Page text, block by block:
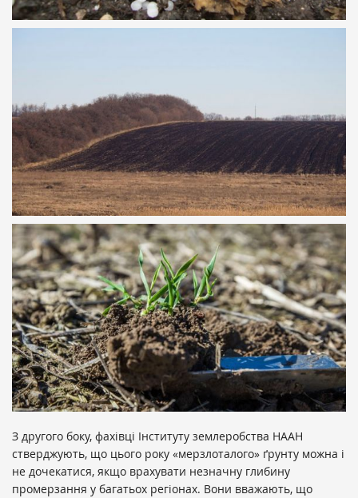
З другого боку, фахівці Інституту землеробства НААН
стверджують, що цього року «мерзлоталого» ґрунту можна і
не дочекатися, якщо врахувати незначну глибину
промерзання у багатьох регіонах. Вони вважають, що